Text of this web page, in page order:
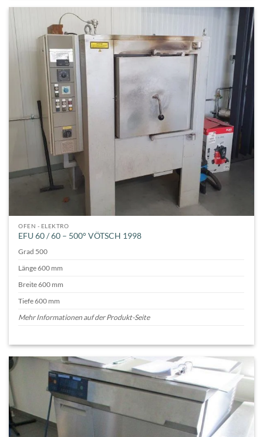
OFEN - ELEKTRO
EFU 60 / 60 – 500° VÖTSCH 1998
Grad 500
Länge 600 mm
Breite 600 mm
Tiefe 600 mm
Mehr Informationen auf der Produkt-Seite